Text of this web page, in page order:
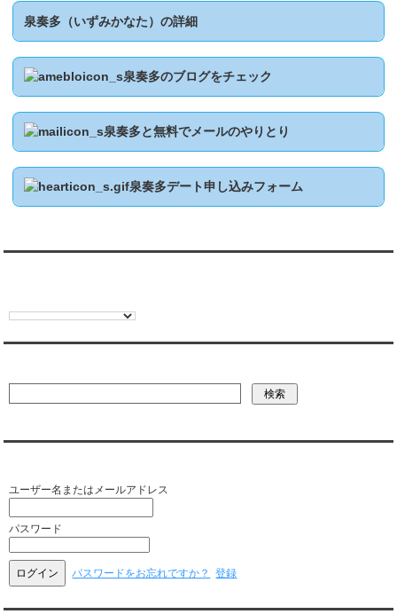
泉奏多（いずみかなた）の詳細
泉奏多のブログをチェック
泉奏多と無料でメールのやりとり
泉奏多デート申し込みフォーム
ユーザー名またはメールアドレス
パスワード
パスワードをお忘れですか？ 登録